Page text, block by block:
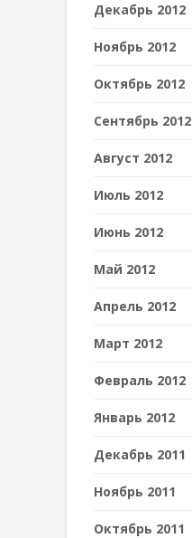
Декабрь 2012
Ноябрь 2012
Октябрь 2012
Сентябрь 2012
Август 2012
Июль 2012
Июнь 2012
Май 2012
Апрель 2012
Март 2012
Февраль 2012
Январь 2012
Декабрь 2011
Ноябрь 2011
Октябрь 2011